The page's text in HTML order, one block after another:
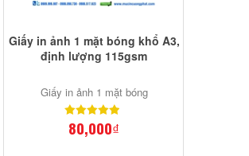
Giấy in ảnh 1 mặt bóng khổ A3,
định lượng 115gsm
Giấy in ảnh 1 mặt bóng
80,000₫